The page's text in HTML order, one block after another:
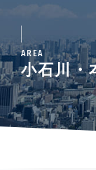
AREA
小石川・